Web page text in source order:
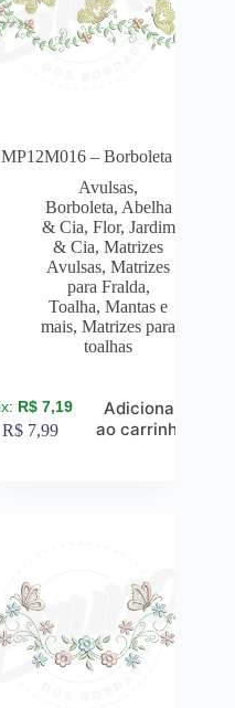
MP12M016 – Borboleta
Avulsas,
Borboleta, Abelha
& Cia, Flor, Jardim
& Cia,Matrizes
Avulsas,Matrizes
para Fralda,
Toalha, Mantas e
mais,Matrizes para
toalhas
R$ 7,19
R$ 7,99
Adicionar
ao carrinho